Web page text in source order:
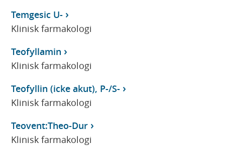
Temgesic U-
Klinisk farmakologi
Teofyllamin
Klinisk farmakologi
Teofyllin (icke akut), P-/S-
Klinisk farmakologi
Teovent:Theo-Dur
Klinisk farmakologi